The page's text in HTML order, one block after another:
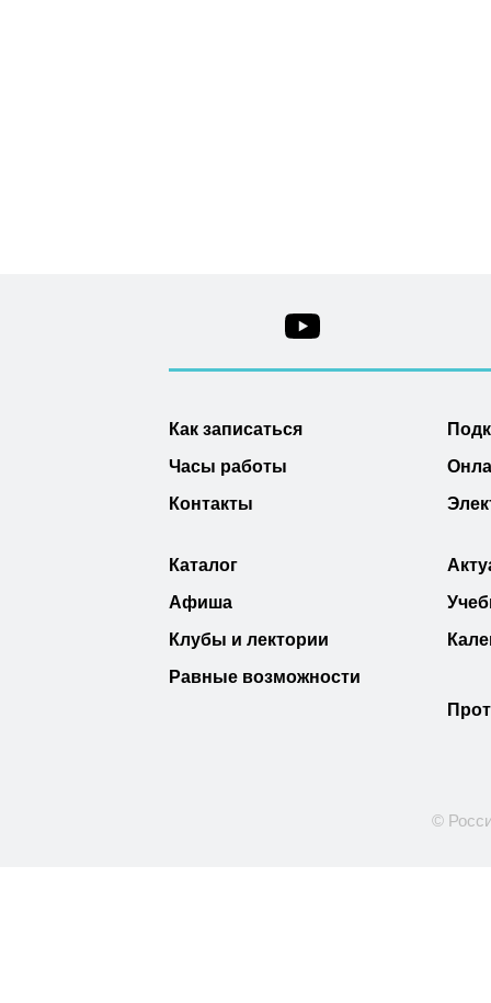
Как записаться
Часы работы
Контакты
Каталог
Афиша
Клубы и лектории
Равные возможности
©